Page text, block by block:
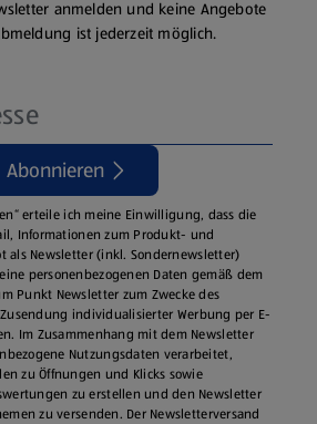
anmelden und keine Angebote
ist jederzeit möglich.
Abonnieren
erteile ich meine Einwilligung, dass die
Informationen zum Produkt- und
als Newsletter (inkl. Sondernewsletter)
personenbezogenen Daten gemäß dem
Punkt Newsletter zum Zwecke des
individualisierter Werbung per E-
Im Zusammenhang mit dem Newsletter
Nutzungsdaten verarbeitet,
zu Öffnungen und Klicks sowie
zu erstellen und den Newsletter
zu versenden. Der Newsletterversand